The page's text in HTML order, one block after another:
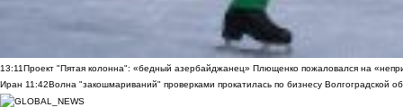
13:11Проект "Пятая колонна": «бедный азербайджанец» Плющенко пожаловался на
Иран 11:42Волна "закошмариваний" проверками прокатилась по бизнесу Волгоградской